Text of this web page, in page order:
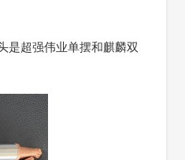
是超强伟业单摆和麒麟双